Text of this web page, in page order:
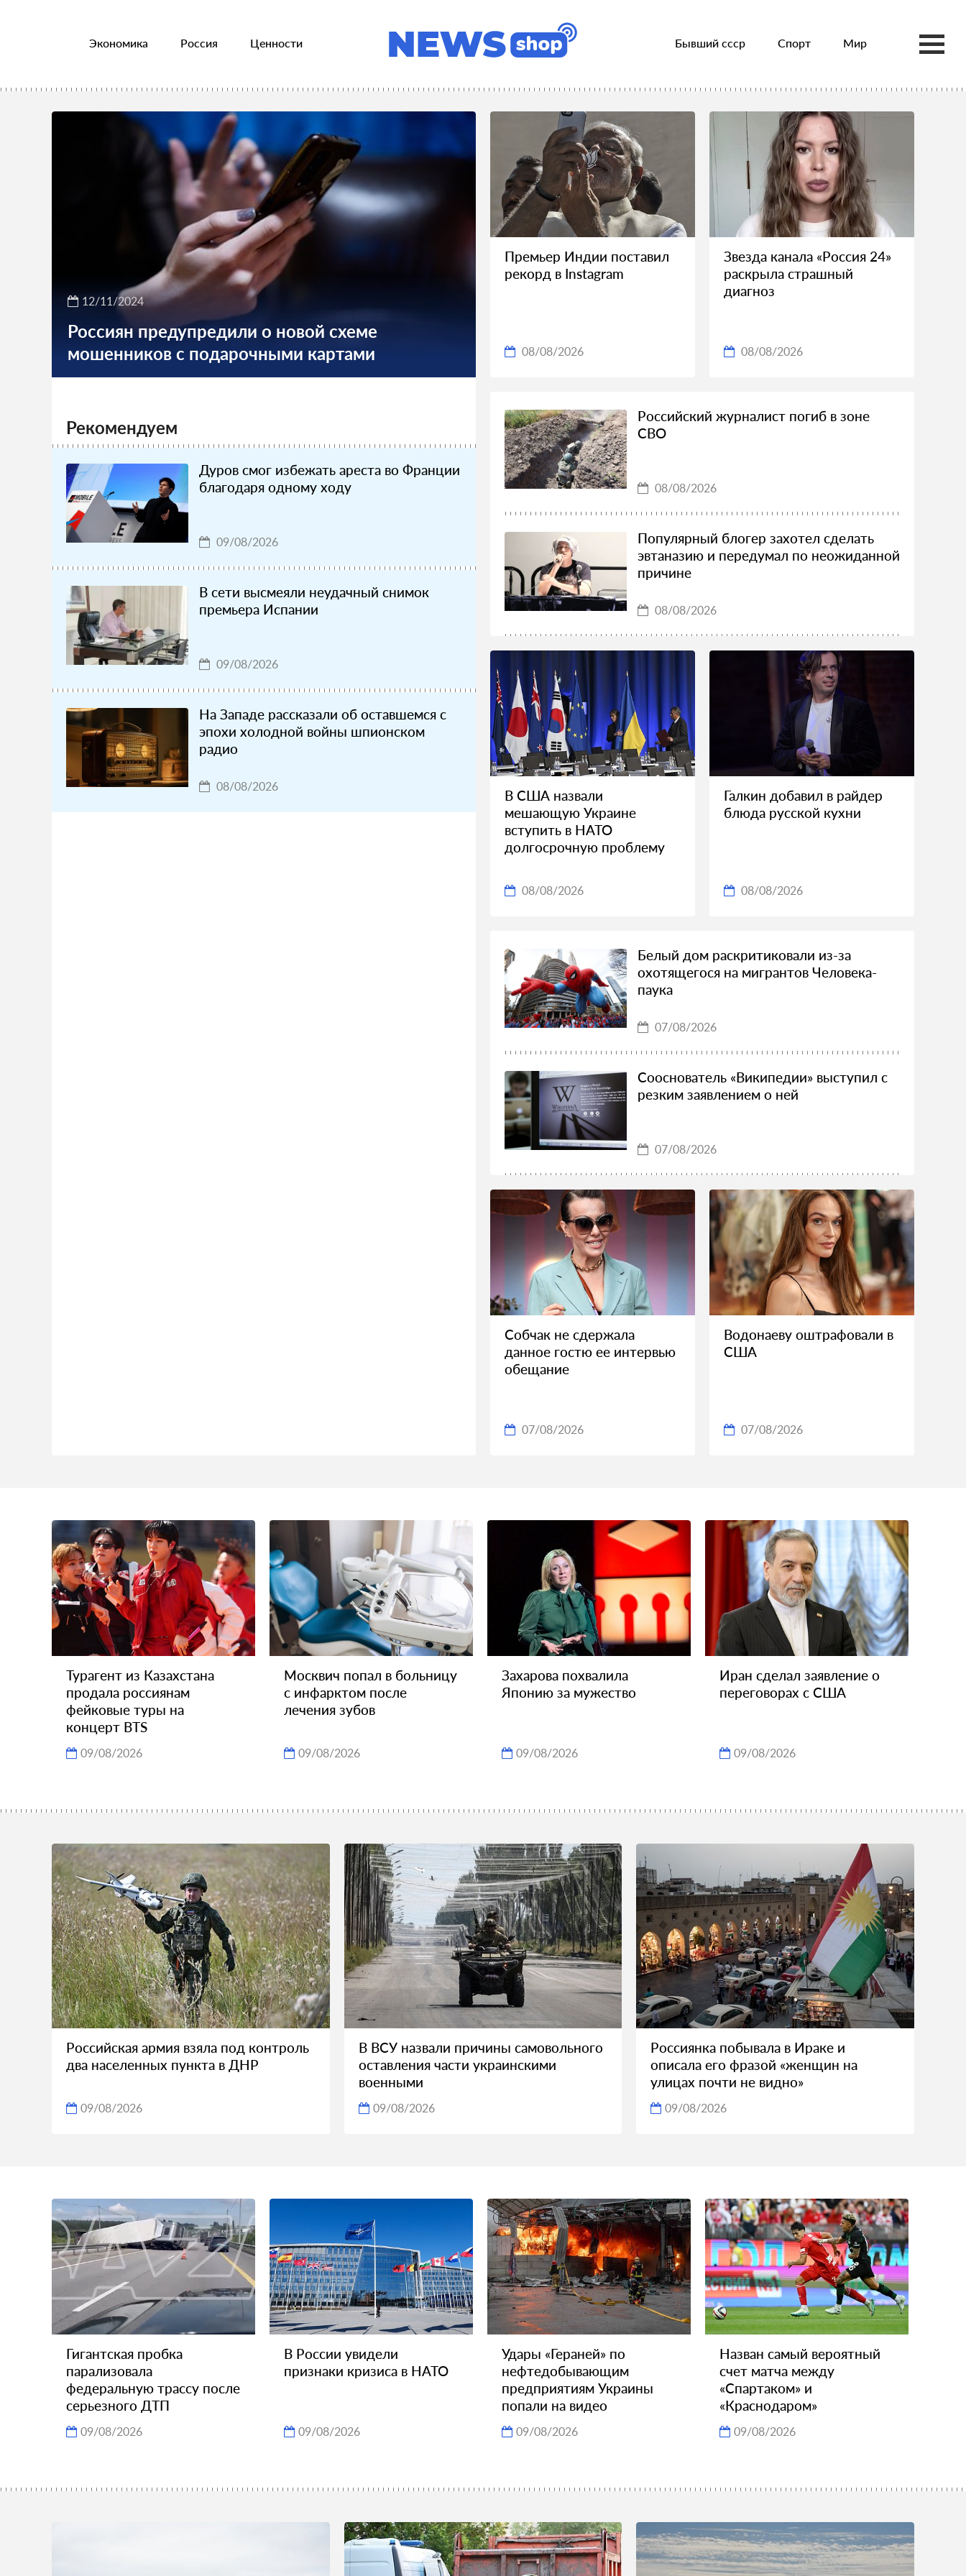
Экономика Россия Ценности Бывший ссср Спорт Мир
12/11/2024
Россиян предупредили о новой схеме
мошенников с подарочными картами
Рекомендуем
Дуров смог избежать ареста во Франции
благодаря одному ходу
09/08/2026
В сети высмеяли неудачный снимок
премьера Испании
09/08/2026
На Западе рассказали об оставшемся с
эпохи холодной войны шпионском
радио
08/08/2026
Премьер Индии поставил
рекорд в Instagram
08/08/2026
Звезда канала «Россия 24»
раскрыла страшный
диагноз
08/08/2026
Российский журналист погиб в зоне
СВО
08/08/2026
Популярный блогер захотел сделать
эвтаназию и передумал по неожиданной
причине
08/08/2026
В США назвали
мешающую Украине
вступить в НАТО
долгосрочную проблему
08/08/2026
Галкин добавил в райдер
блюда русской кухни
08/08/2026
Белый дом раскритиковали из-за
охотящегося на мигрантов Человека-
паука
07/08/2026
Сооснователь «Википедии» выступил с
резким заявлением о ней
07/08/2026
Собчак не сдержала
данное гостю ее интервью
обещание
07/08/2026
Водонаеву оштрафовали в
США
07/08/2026
Турагент из Казахстана
продала россиянам
фейковые туры на
концерт BTS
09/08/2026
Москвич попал в больницу
с инфарктом после
лечения зубов
09/08/2026
Захарова похвалила
Японию за мужество
09/08/2026
Иран сделал заявление о
переговорах с США
09/08/2026
Российская армия взяла под контроль
два населенных пункта в ДНР
09/08/2026
В ВСУ назвали причины самовольного
оставления части украинскими
военными
09/08/2026
Россиянка побывала в Ираке и
описала его фразой «женщин на
улицах почти не видно»
09/08/2026
Гигантская пробка
парализовала
федеральную трассу после
серьезного ДТП
09/08/2026
В России увидели
признаки кризиса в НАТО
09/08/2026
Удары «Гераней» по
нефтедобывающим
предприятиям Украины
попали на видео
09/08/2026
Назван самый вероятный
счет матча между
«Спартаком» и
«Краснодаром»
09/08/2026